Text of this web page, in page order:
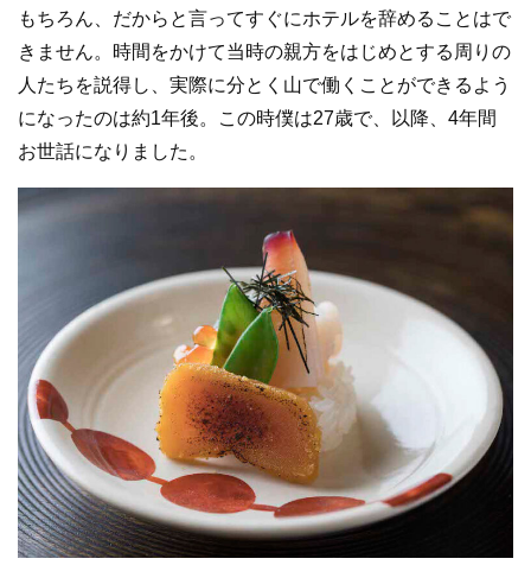
もちろん、だからと言ってすぐにホテルを辞めることはで
きません。時間をかけて当時の親方をはじめとする周りの
人たちを説得し、実際に分とく山で働くことができるよう
になったのは約1年後。この時僕は27歳で、以降、4年間
お世話になりました。